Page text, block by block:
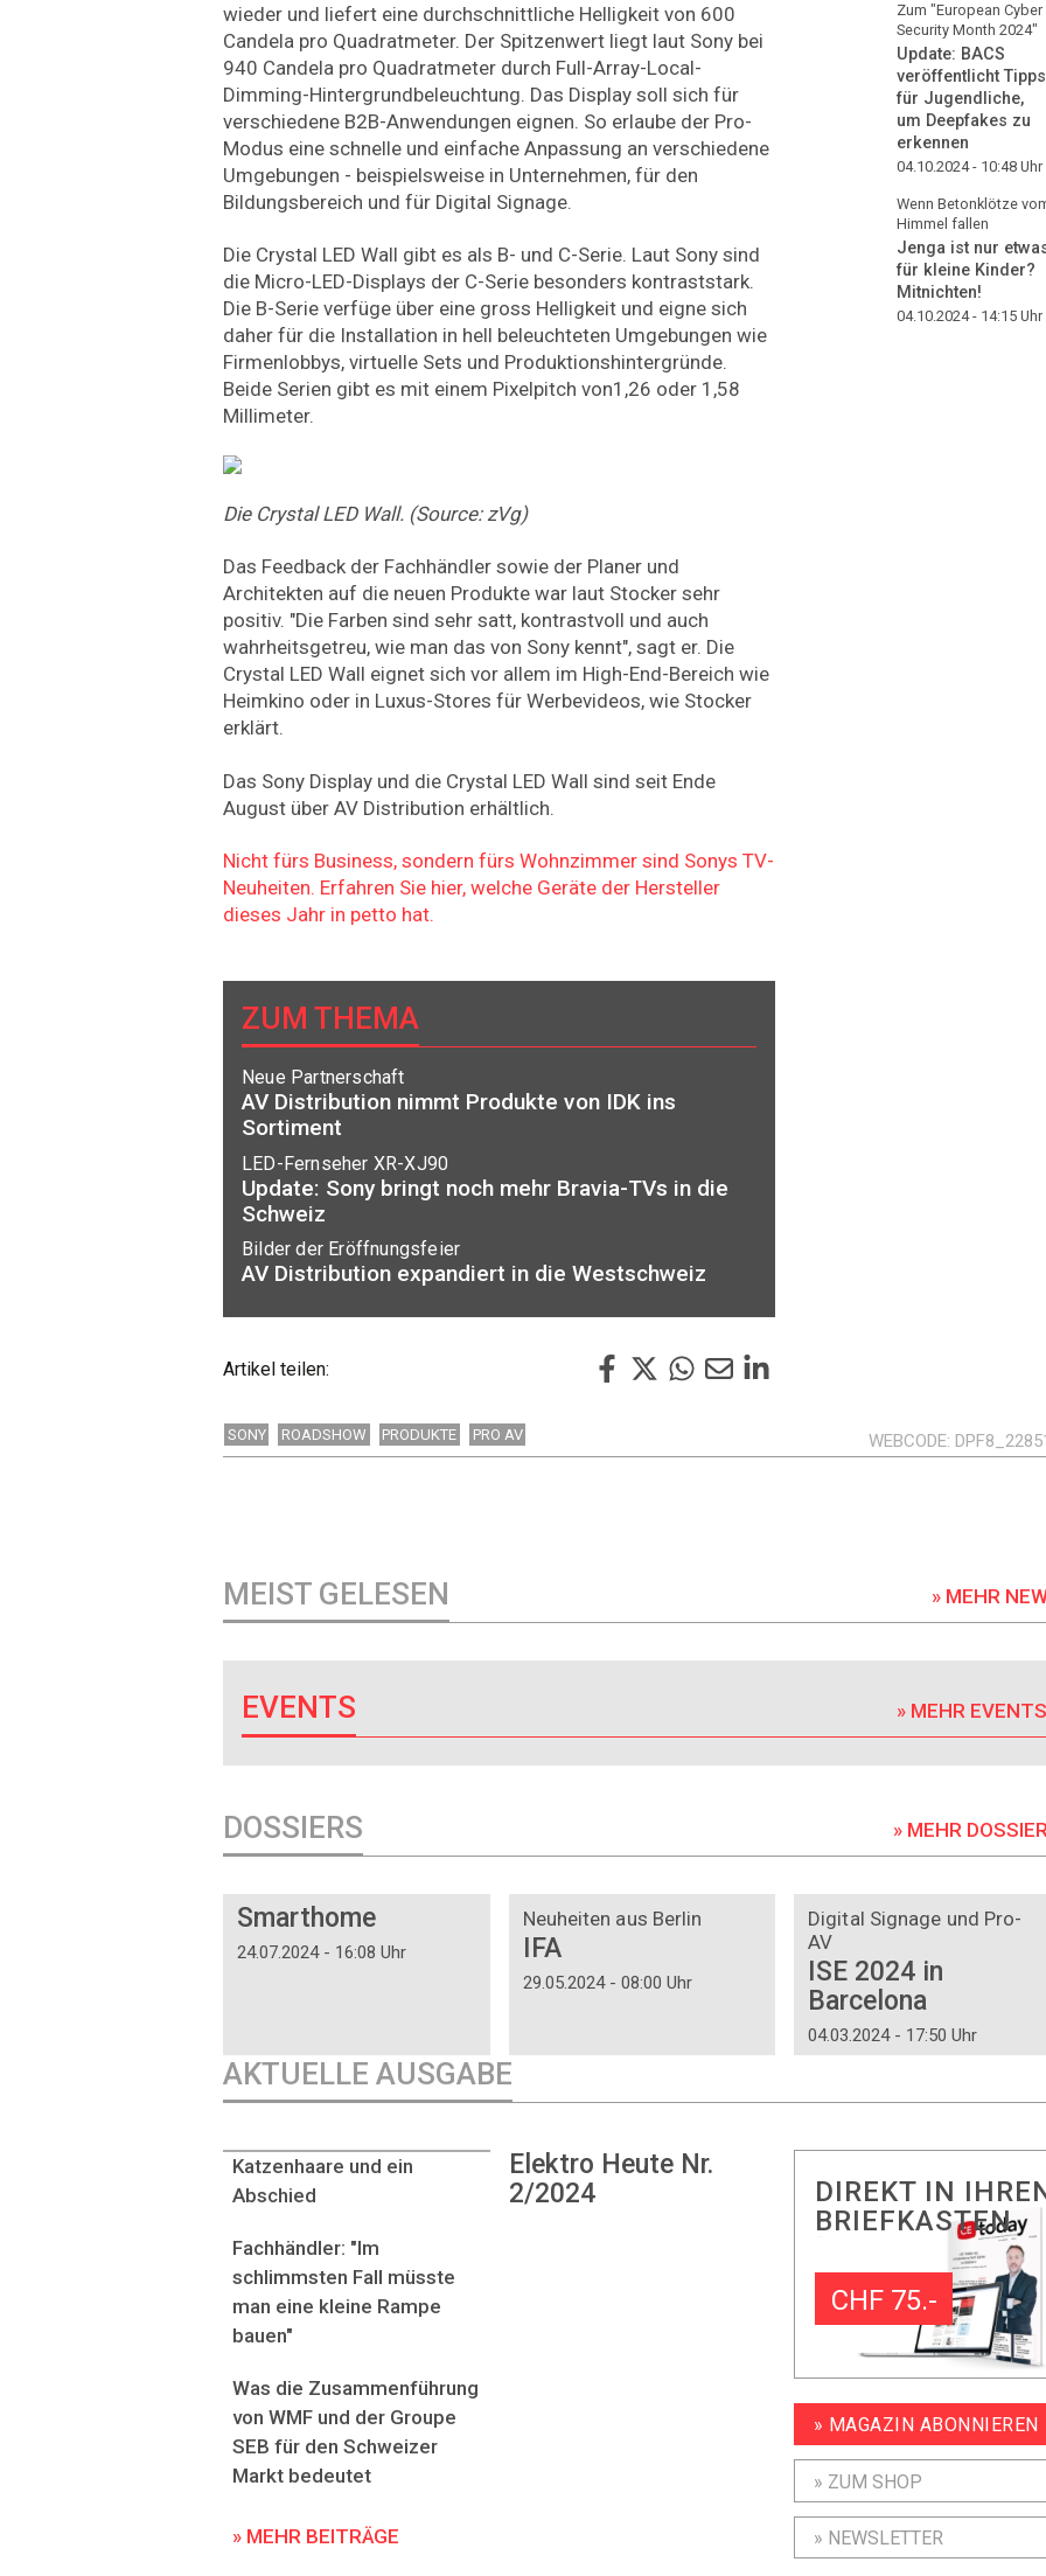
wieder und liefert eine durchschnittliche Helligkeit von 600
Candela pro Quadratmeter. Der Spitzenwert liegt laut Sony bei
940 Candela pro Quadratmeter durch Full-Array-Local-
Dimming-Hintergrundbeleuchtung. Das Display soll sich für
verschiedene B2B-Anwendungen eignen. So erlaube der Pro-
Modus eine schnelle und einfache Anpassung an verschiedene
Umgebungen - beispielsweise in Unternehmen, für den
Bildungsbereich und für Digital Signage.
Die Crystal LED Wall gibt es als B- und C-Serie. Laut Sony sind
die Micro-LED-Displays der C-Serie besonders kontraststark.
Die B-Serie verfüge über eine gross Helligkeit und eigne sich
daher für die Installation in hell beleuchteten Umgebungen wie
Firmenlobbys, virtuelle Sets und Produktionshintergründe.
Beide Serien gibt es mit einem Pixelpitch von1,26 oder 1,58
Millimeter.
Die Crystal LED Wall. (Source: zVg)
Das Feedback der Fachhändler sowie der Planer und
Architekten auf die neuen Produkte war laut Stocker sehr
positiv. "Die Farben sind sehr satt, kontrastvoll und auch
wahrheitsgetreu, wie man das von Sony kennt", sagt er. Die
Crystal LED Wall eignet sich vor allem im High-End-Bereich wie
Heimkino oder in Luxus-Stores für Werbevideos, wie Stocker
erklärt.
Das Sony Display und die Crystal LED Wall sind seit Ende
August über AV Distribution erhältlich.
Nicht fürs Business, sondern fürs Wohnzimmer sind Sonys TV-
Neuheiten. Erfahren Sie hier, welche Geräte der Hersteller
dieses Jahr in petto hat.
ZUM THEMA
Neue Partnerschaft
AV Distribution nimmt Produkte von IDK ins
Sortiment
LED-Fernseher XR-XJ90
Update: Sony bringt noch mehr Bravia-TVs in die
Schweiz
Bilder der Eröffnungsfeier
AV Distribution expandiert in die Westschweiz
Artikel teilen:
Zum "European Cyber
Security Month 2024"
Update: BACS
veröffentlicht Tipps
für Jugendliche,
um Deepfakes zu
erkennen
04.10.2024 - 10:48 Uhr
Wenn Betonklötze
Himmel fallen
Jenga ist nur
für kleine Kinder?
Mitnichten!
04.10.2024 - 14:15 Uhr
SONY ROADSHOW PRODUKTE PRO AV WEBCODE
MEIST GELESEN » MEHR
EVENTS » MEHR
DOSSIERS » MEHR
Smarthome
24.07.2024 - 16:08 Uhr
Neuheiten aus Berlin
IFA
29.05.2024 - 08:00 Uhr
Digital Signage und Pro-
AV
ISE 2024 in
Barcelona
04.03.2024 - 17:50 Uhr
AKTUELLE AUSGABE
Elektro Heute Nr.
2/2024
Katzenhaare und ein
Abschied
Fachhändler: "Im
schlimmsten Fall müsste
man eine kleine Rampe
bauen"
Was die Zusammenführung
von WMF und der Groupe
SEB für den Schweizer
Markt bedeutet
» MEHR BEITRÄGE
DIREKT IN
BRIEFKASTEN
CHF 75.-
» MAGAZIN ABONNIEREN
» ZUM SHOP
» NEWSLETTER